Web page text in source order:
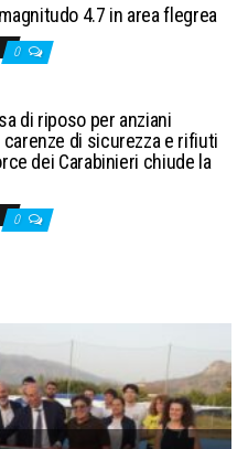
4.7 in area flegrea
0
di riposo per anziani
carenze di sicurezza e rifiuti
dei Carabinieri chiude la
0